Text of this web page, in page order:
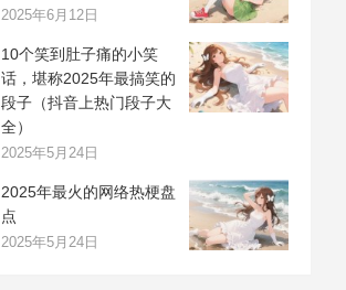
2025年6月12日
10个笑到肚子痛的小笑
话，堪称2025年最搞笑的
段子（抖音上热门段子大
全）
2025年5月24日
2025年最火的网络热梗盘
点
2025年5月24日